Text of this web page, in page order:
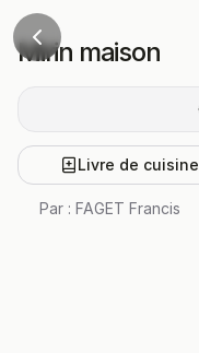
Mirin maison
Livre de cuisine
Par : FAGET Francis